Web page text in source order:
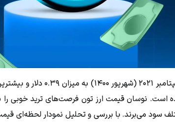
داده‌های تاریخی نشان می‌دهد کمترین قیمت تون کوین در سپتامبر ۲۰۲۱
۱۴۰۳) به مقدار ۸.۲۴ دلار ثبت شده است. نوسان قیمت ارز تون فرصت‌های ترید
سود می‌برند. با بررسی و تحلیل نمودار لحظه‌ای